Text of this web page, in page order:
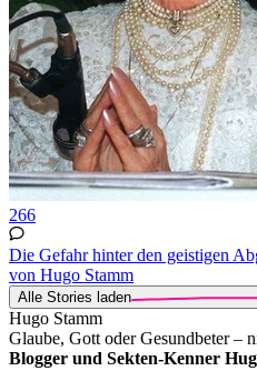
266
Die Gefahr hinter den geistigen
von Hugo Stamm
Alle Stories laden
Hugo Stamm
Glaube, Gott oder Gesundbeter –
Blogger und Sekten-Kenner